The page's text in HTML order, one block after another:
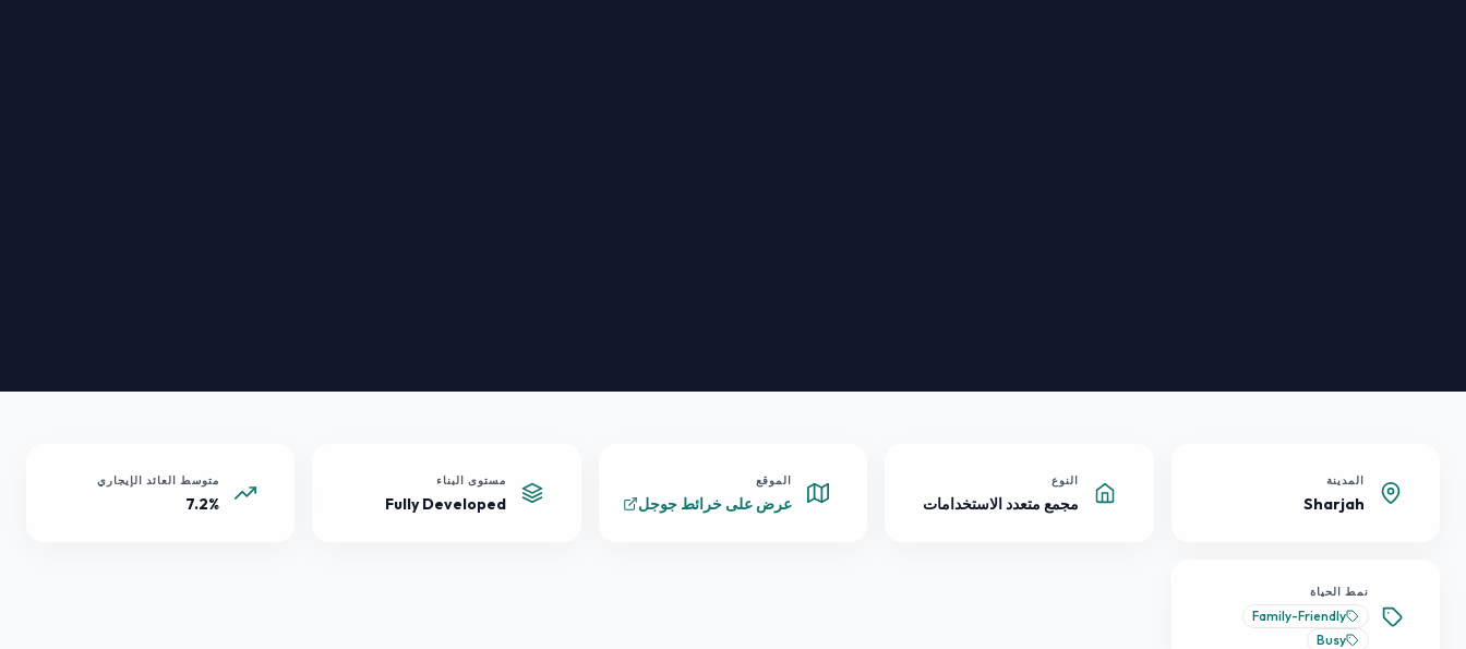
المدينة
Sharjah
النوع
مجمع متعدد الاستخدامات
الموقع
عرض على خرائط جوجل
مستوى البناء
Fully Developed
متوسط العائد الإيجاري
7.2%
نمط الحياة
Family-Friendly
Busy